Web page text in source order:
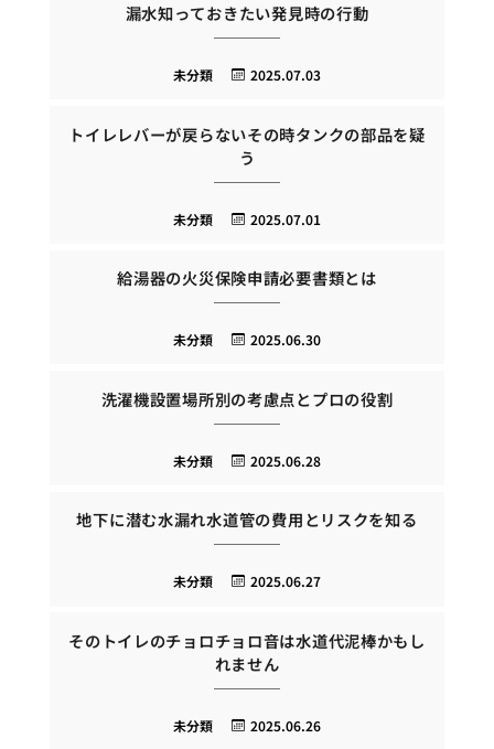
漏水知っておきたい発見時の行動
2025.07.03
未分類
トイレレバーが戻らないその時タンクの部品を疑
う
2025.07.01
未分類
給湯器の火災保険申請必要書類とは
2025.06.30
未分類
洗濯機設置場所別の考慮点とプロの役割
2025.06.28
未分類
地下に潜む水漏れ水道管の費用とリスクを知る
2025.06.27
未分類
そのトイレのチョロチョロ音は水道代泥棒かもし
れません
2025.06.26
未分類